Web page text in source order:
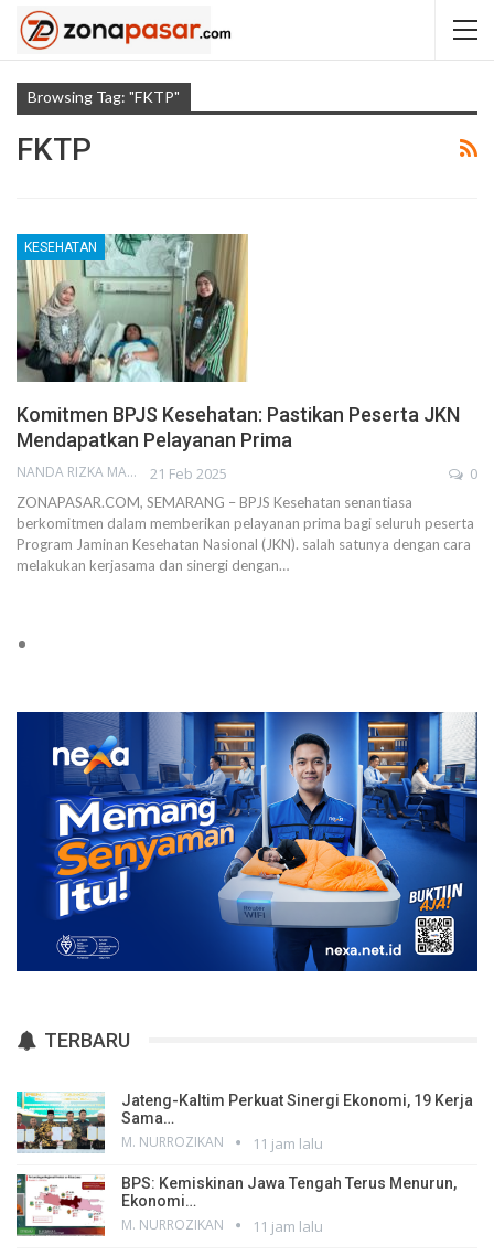
Browsing Tag: "FKTP"
FKTP
KESEHATAN
Komitmen BPJS Kesehatan: Pastikan Peserta JKN
Mendapatkan Pelayanan Prima
NANDA RIZKA MAHENDRA 21 Feb 2025 0
ZONAPASAR.COM, SEMARANG – BPJS Kesehatan senantiasa
berkomitmen dalam memberikan pelayanan prima bagi seluruh peserta
Program Jaminan Kesehatan Nasional (JKN). salah satunya dengan cara
melakukan kerjasama dan sinergi dengan…
TERBARU
Jateng-Kaltim Perkuat Sinergi Ekonomi, 19 Kerja
Sama…
M. NURROZIKAN 11 jam lalu
BPS: Kemiskinan Jawa Tengah Terus Menurun,
Ekonomi…
M. NURROZIKAN 11 jam lalu